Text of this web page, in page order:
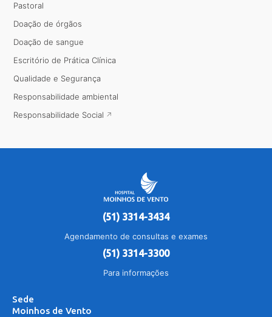
Pastoral
Doação de órgãos
Doação de sangue
Escritório de Prática Clínica
Qualidade e Segurança
Responsabilidade ambiental
Responsabilidade Social
(51) 3314-3434
Agendamento de consultas e exames
(51) 3314-3300
Para informações
Sede
Moinhos de Vento